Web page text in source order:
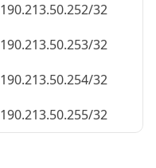
190.213.50.252/32
190.213.50.253/32
190.213.50.254/32
190.213.50.255/32